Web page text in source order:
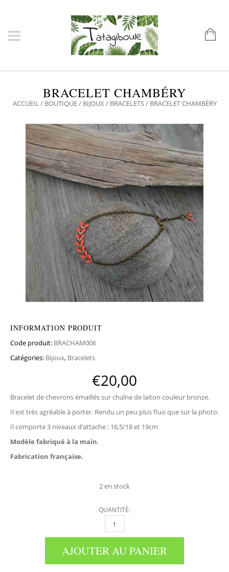
BRACELET CHAMBÉRY
ACCUEIL/ BOUTIQUE/ BIJOUX / BRACELETS/ BRACELET CHAMBÉRY
INFORMATION PRODUIT
Code produit: BRACHAM006
Catégories: Bijoux, Bracelets
€20,00
Bracelet de chevrons émaillés sur chaîne de laiton couleur bronze.
Il est très agréable à porter. Rendu un peu plus fluo que sur la photo.
Il comporte 3 niveaux d’attache : 16,5/18 et 19cm
Modèle fabriqué à la main.
Fabrication française.
2 en stock
QUANTITÉ:
BRACELET CHAMBÉRY QUANTITÉ
AJOUTER AU PANIER